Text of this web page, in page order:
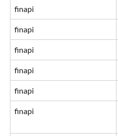
finapi
finapi
finapi
finapi
finapi
finapi